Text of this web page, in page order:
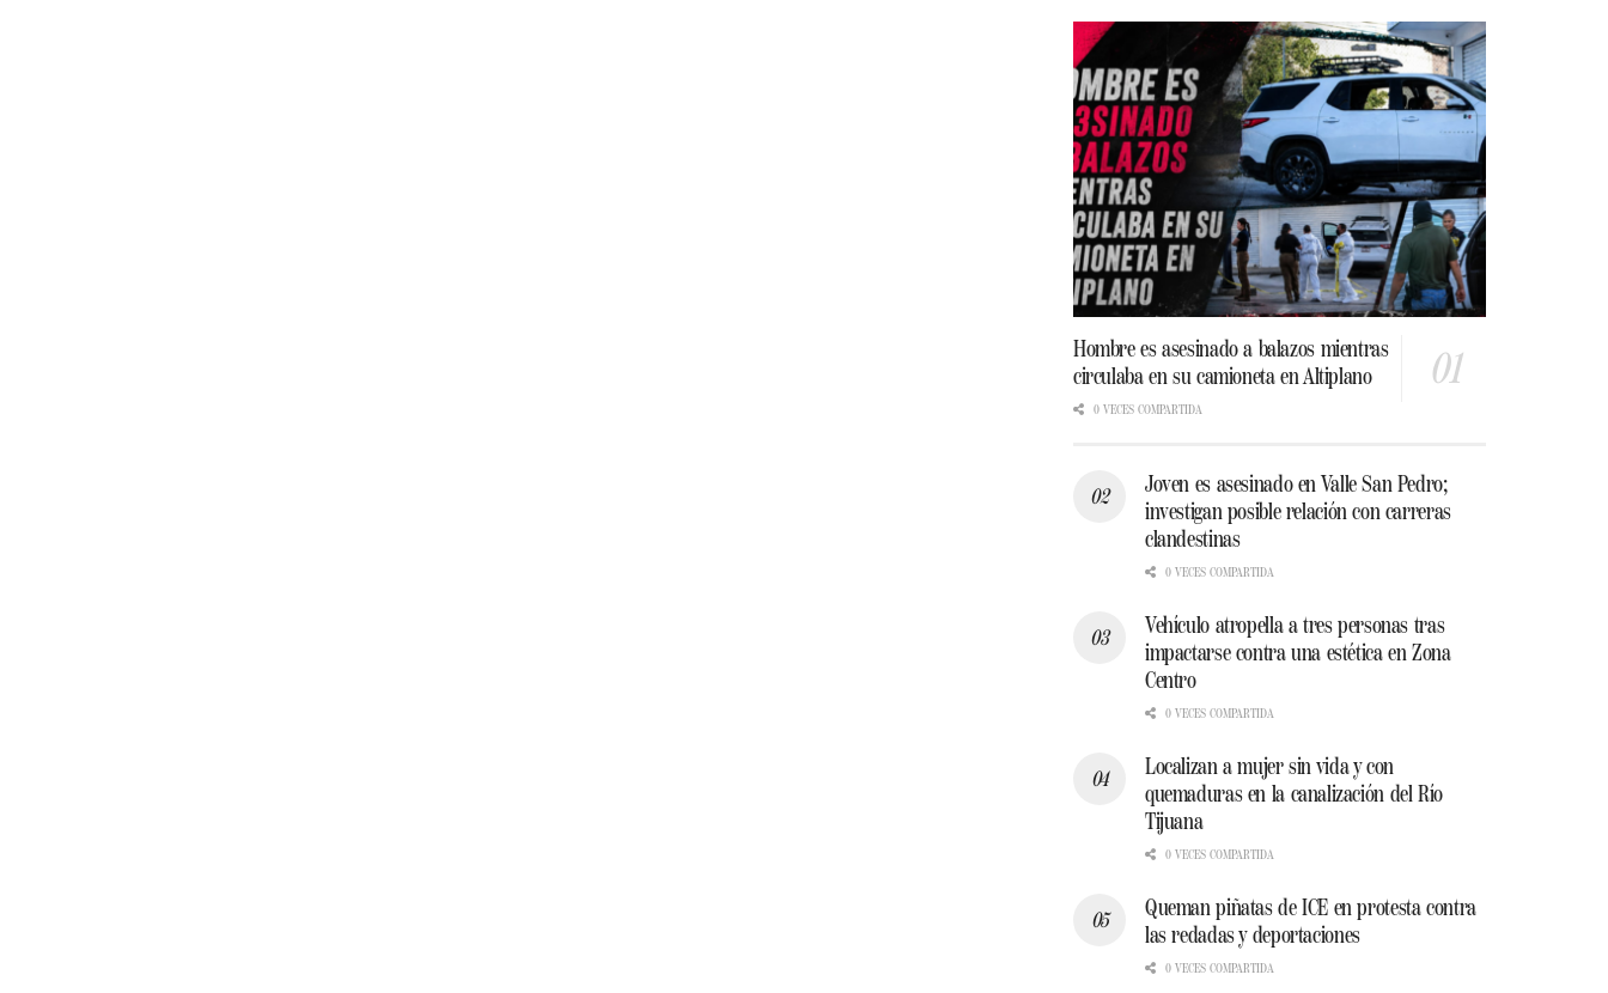
Hombre es asesinado a balazos mientras
circulaba en su camioneta en Altiplano
0 VECES COMPARTIDA
Joven es asesinado en Valle San Pedro;
investigan posible relación con carreras
clandestinas
0 VECES COMPARTIDA
Vehículo atropella a tres personas tras
impactarse contra una estética en Zona
Centro
0 VECES COMPARTIDA
Localizan a mujer sin vida y con
quemaduras en la canalización del Río
Tijuana
0 VECES COMPARTIDA
Queman piñatas de ICE en protesta contra
las redadas y deportaciones
0 VECES COMPARTIDA